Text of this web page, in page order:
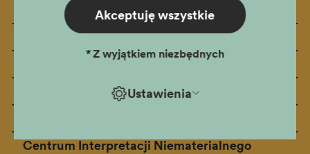
Ustawienia
Akceptuję wszystkie
*Z wyjątkiem niezbędnych
Podziemna Nowa Huta - os. Szkolne 37
Podziemna Nowa Huta - os. Szkolne 22
Kamienica Hipolitów
Centrum Interpretacji Niematerialnego